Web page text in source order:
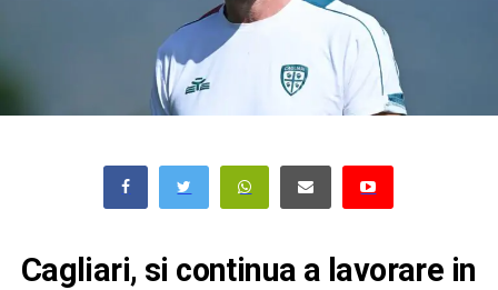
Cagliari, si continua a lavorare in